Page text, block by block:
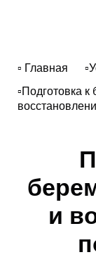
▫️ Главная
▫️Подготовка
и